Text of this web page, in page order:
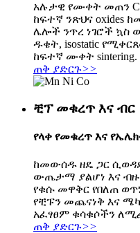
አሉታዊ የሙቀት መጠን
ከፍተኛ ንጽህና oxides
ሌሎች ንጥረ ነገሮች ኳስ
ዱቄት, isostatic
ከፍተኛ ሙቀት
ጠቅ ያድርጉ>>
ቺፕ መቁረጥ እና ብር
የላቀ የመቁረጥ እና
ከመውሰዱ ዘዴ ጋር
ውጤታማ ያልሆነ እና ብዙ
የቁሱ መዋቅር የበለጠ
የቺፑን መጨናነቅ እና
አፈፃፀም ቁሳቁሶችን
ጠቅ ያድርጉ>>